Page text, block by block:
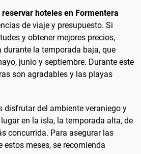
reservar hoteles en Formentera
de viaje y presupuesto. Si
y obtener mejores precios,
la temporada baja, que
junio y septiembre. Durante este
son agradables y las playas
disfrutar del ambiente veraniego y
en la isla, la temporada alta, de
concurrida. Para asegurar las
meses, se recomienda